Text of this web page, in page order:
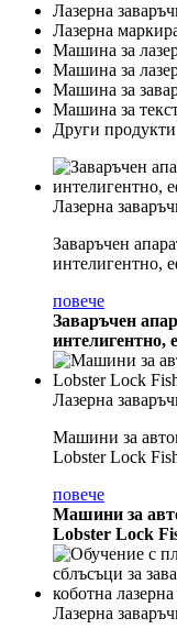
Лазерна
Лазерна
Машина за
Машина за
Машина за
Машина за
Други продукти
Лазерна
Заваръчен
интелигентно,
повече
Заваръчен
интелигентно,
Лазерна
Машини за
Lobster Lock
повече
Машини за
Lobster Lock
Лазерна